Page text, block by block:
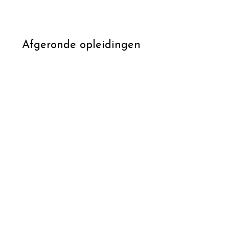
Afgeronde opleidingen